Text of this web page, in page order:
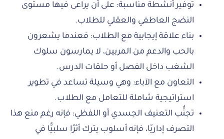
توفير أنشطة مناسبة: على أن يراعى فيها مستوى
النضج العاطفي والعقلي للطلاب.
بناء علاقة إيجابية مع الطلاب: فعندما يشعرون
بالحب والدعم من المربين، لا يمارسون سلوك
الشغب داخل الفصل أو حلقات الدرس.
التعاون مع الآباء: وهي وسيلة تساعد في تطوير
استراتيجية شاملة للتعامل مع الطلاب.
تجنُّب التعنيف الجسدي أو اللفظي: فإنه رغم منع هذا
التصرف إداريّا، فإنه أسلوب يترك أثرًا سلبيًّا في